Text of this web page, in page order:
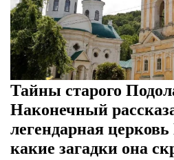
Тайны старого
Наконечный
легендарная
какие загадки она